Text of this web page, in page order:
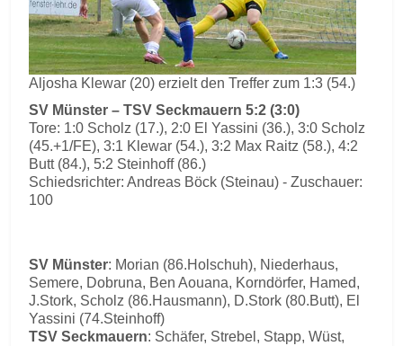
Aljosha Klewar (20) erzielt den Treffer zum 1:3 (54.)
SV Münster – TSV Seckmauern 5:2 (3:0)
Tore: 1:0 Scholz (17.), 2:0 El Yassini (36.), 3:0 Scholz
(45.+1/FE), 3:1 Klewar (54.), 3:2 Max Raitz (58.), 4:2
Butt (84.), 5:2 Steinhoff (86.)
Schiedsrichter: Andreas Böck (Steinau) - Zuschauer:
100
SV Münster: Morian (86.Holschuh), Niederhaus,
Semere, Dobruna, Ben Aouana, Korndörfer, Hamed,
J.Stork, Scholz (86.Hausmann), D.Stork (80.Butt), El
Yassini (74.Steinhoff)
TSV Seckmauern: Schäfer, Strebel, Stapp, Wüst,